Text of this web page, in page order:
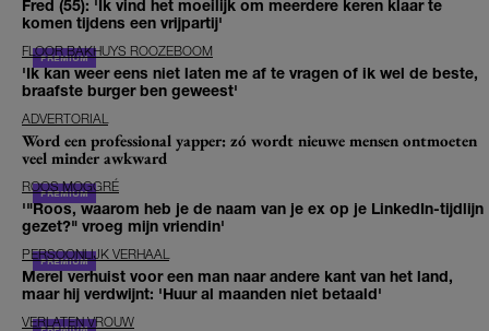
Fred (55): 'Ik vind het moeilijk om meerdere keren klaar te
komen tijdens een vrijpartij'
FLOOR BAKHUYS ROOZEBOOM
'Ik kan weer eens niet laten me af te vragen of ik wel de beste,
braafste burger ben geweest'
ADVERTORIAL
Word een professional yapper: zó wordt nieuwe mensen ontmoeten
veel minder awkward
ROOS MOGGRÉ
'"Roos, waarom heb je de naam van je ex op je LinkedIn-tijdlijn
gezet?" vroeg mijn vriendin'
PERSOONLIJK VERHAAL
Merel verhuist voor een man naar andere kant van het land,
maar hij verdwijnt: 'Huur al maanden niet betaald'
VERLATEN VROUW